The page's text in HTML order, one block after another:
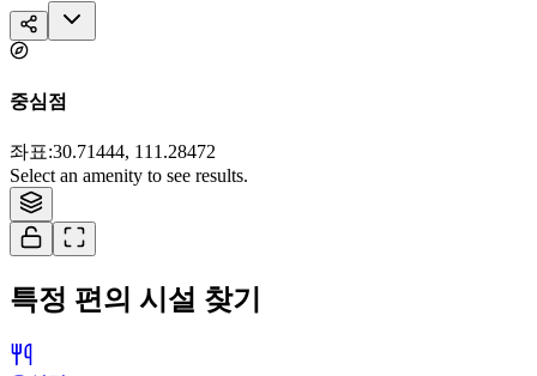
중심점
좌표:30.71444, 111.28472
Select an amenity to see results.
Tiles © Esri — Source: Esri, i-cubed, USDA, USGS, AEX, GeoEye,
Getmapping, Aerogrid, IGN, IGP, and the GIS User Community
특정 편의 시설 찾기